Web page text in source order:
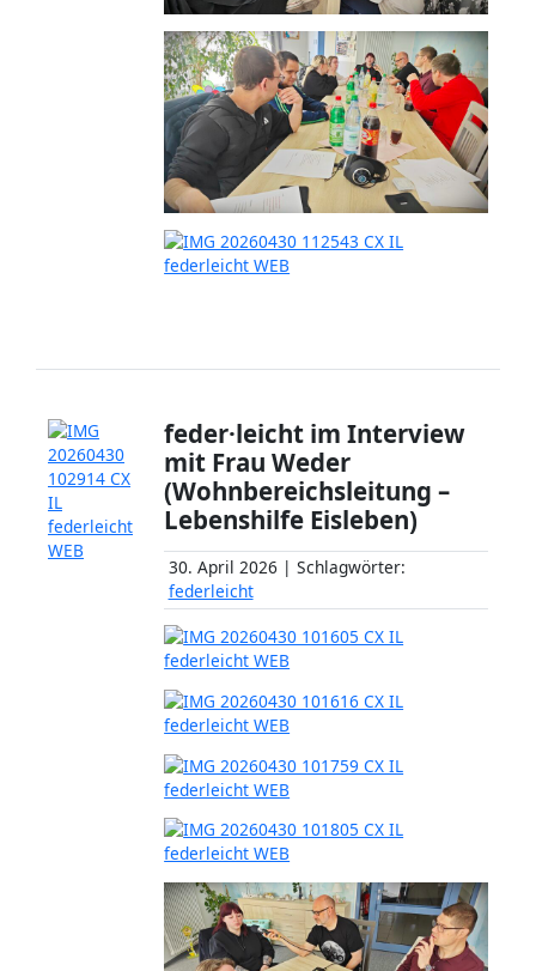
feder·leicht im Interview
mit Frau Weder
(Wohnbereichsleitung –
Lebenshilfe Eisleben)
30. April 2026 | Schlagwörter:
federleicht